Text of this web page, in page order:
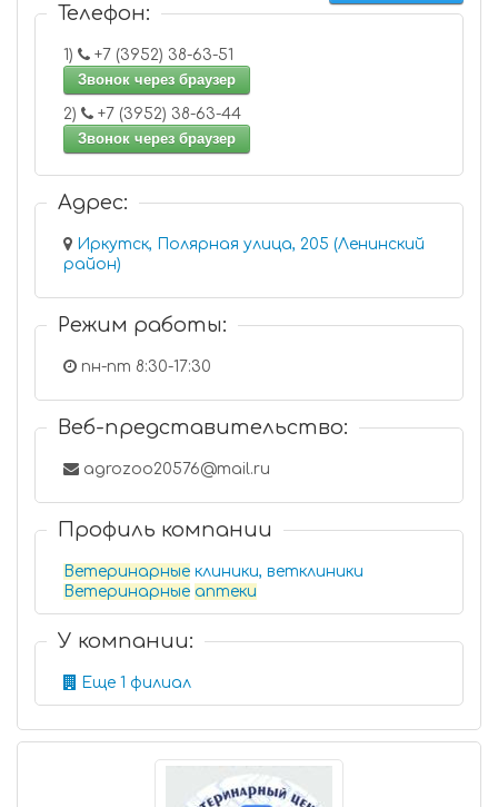
Телефон:
1)
+7 (3952) 38-63-51
Звонок через браузер
2)
+7 (3952) 38-63-44
Звонок через браузер
Адрес:
Иркутск, Полярная улица, 205 (Ленинский
район)
Режим работы:
пн-пт 8:30-17:30
Веб-представительство:
agrozoo20576@mail.ru
Профиль компании
Ветеринарные клиники, ветклиники
Ветеринарные аптеки
У компании:
Еще 1 филиал